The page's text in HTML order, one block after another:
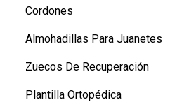
Cordones
Almohadillas Para Juanetes
Zuecos De Recuperación
Plantilla Ortopédica